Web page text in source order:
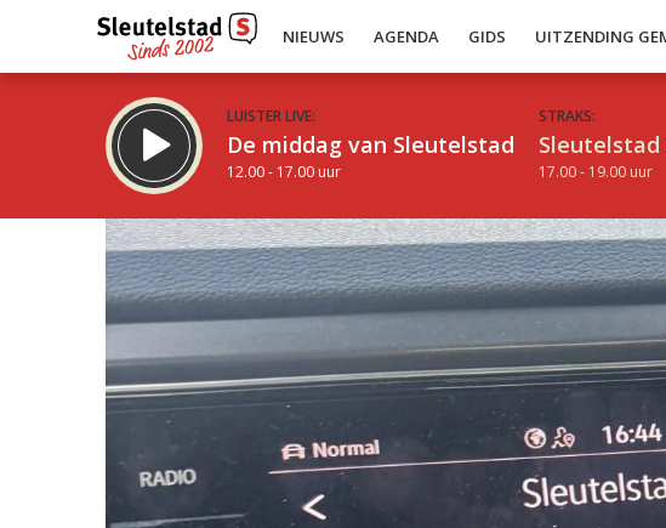
NIEUWS AGENDA GIDS UITZENDING
LUISTER LIVE:
De middag van Sleutelstad
12.00 - 17.00 uur
STRAKS:
Sleutelstad
17.00 - 19.00 uur